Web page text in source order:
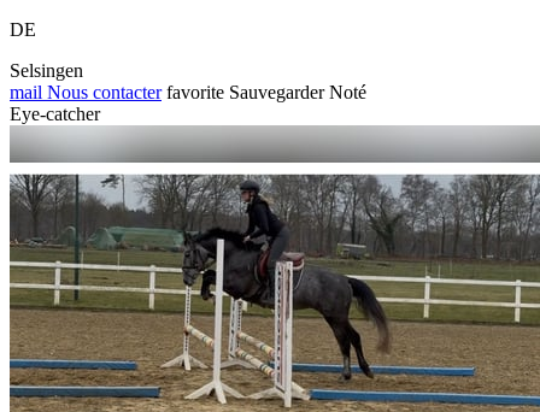
DE
Selsingen
mail Nous contacter favorite Sauvegarder Noté
Eye-catcher